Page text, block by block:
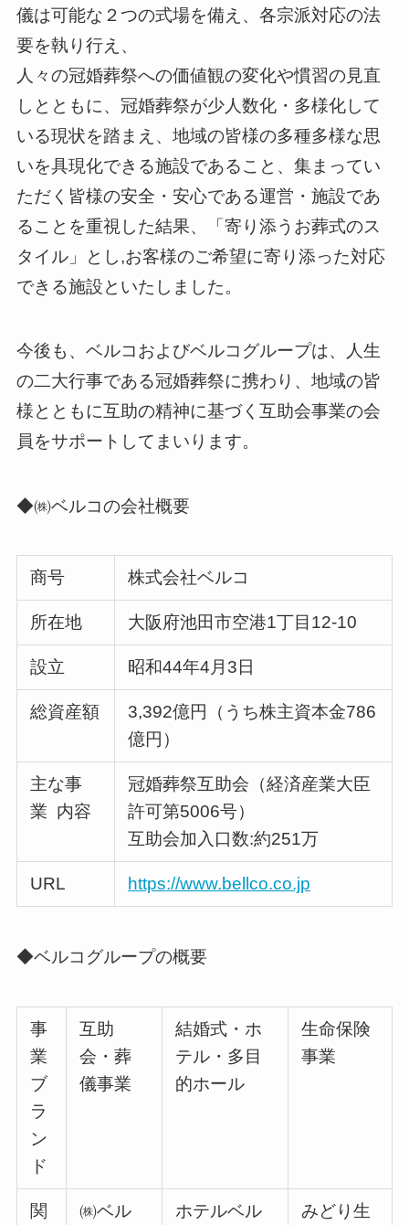
儀は可能な２つの式場を備え、各宗派対応の法
要を執り行え、
人々の冠婚葬祭への価値観の変化や慣習の見直
しとともに、冠婚葬祭が少人数化・多様化して
いる現状を踏まえ、地域の皆様の多種多様な思
いを具現化できる施設であること、集まってい
ただく皆様の安全・安心である運営・施設であ
ることを重視した結果、「寄り添うお葬式のス
タイル」とし,お客様のご希望に寄り添った対応
できる施設といたしました。
今後も、ベルコおよびベルコグループは、人生
の二大行事である冠婚葬祭に携わり、地域の皆
様とともに互助の精神に基づく互助会事業の会
員をサポートしてまいります。
◆㈱ベルコの会社概要
商号 株式会社ベルコ
所在地 大阪府池田市空港1丁目12‐10
設立 昭和44年4月3日
総資産額
3,392億円（うち株主資本金786
億円）
主な事
業 内容
冠婚葬祭互助会（経済産業大臣
許可第5006号）
互助会加入口数:約251万
URL https://www.bellco.co.jp
◆ベルコグループの概要
事
業
ブ
ラ
ン
ド
互助
会・葬
儀事業
結婚式・ホ
テル・多目
的ホール
生命保険
事業
関
㈱ベル
ホテルベル
みどり生